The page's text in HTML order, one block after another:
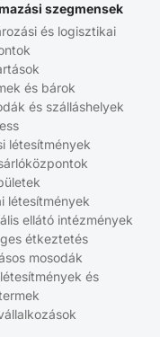
szegmensek
és logisztikai
és bárok
és szálláshelyek
létesítmények
létesítmények
ellátó intézmények
étkeztetés
mosodák
és